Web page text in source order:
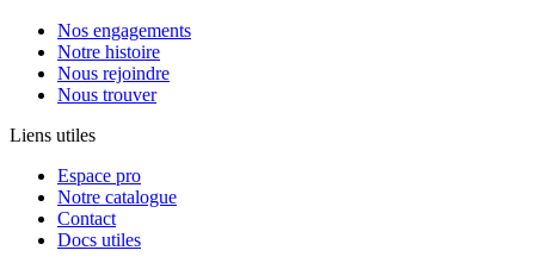
Nos engagements
Notre histoire
Nous rejoindre
Nous trouver
Liens utiles
Espace pro
Notre catalogue
Contact
Docs utiles